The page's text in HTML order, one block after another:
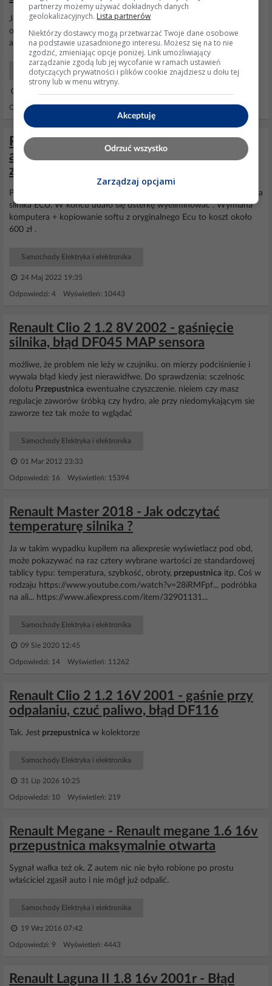
Jest też opcja ,prócz oleju, żeprzepustnica
odpali i robi fałszywe podciśnienie jakby popychacze się zawiesiły,
ale to też bardzo łatwo idzie sprawdzić.
Samochody Początkujący
Odpowiedzi: 92 Wyświetleń: 35238
Renault Master 3 2011 r. 2.3: Szarpanie
auta i błąd DF645 - Przepustnica
zablokowana/zamknięta
Po sprawdzeniu okablowania przyszedł czas na wymianę sterownika
silnika ECU. W końcu udało się usterkę wyeliminować . Wymiana
komputera + kopiowanie softu z oryginalnego Ecu to koszt około
600 zł .
Samochody Elektryka i elektronika
24 Maj 2022 19:35
Odpowiedzi: 4 Wyświetleń: 10443
Renault Clio 2 1.2 8V 2002 - gaśnięcie
silnika, błąd DF045 MAP sensora
możliwe, że problem nie leży w czujniku. on mierzy podciśnienie i
wywala błąd kiedy jest nierawidłwe. Do sprawdzenia: sczelnośc
dolotu Przepustnica ewentualne czyszczenie. nieiem czy masz
regulacje zaworów śróbką czy hydro, ale przy niedomykającym sie
zaworze tez tak może to wglądać
Samochody Elektryka i elektronika
01 Mar 2012 23:33
Odpowiedzi: 16 Wyświetleń: 15394
Renault Master 2018 - Jak odczytać
temperaturę silnika ?
Ja w takim wypadku kupiłem na aliexpresie wyświetlacz pod obd,
może pokazywać na raz cztery wybrane wartości ze standardowej
tablicy typu: temperatura, szybkość, obroty, przepustnica itp. Coś w
rodzaju https://www.youtube.com/watch?v=28iRMFpf... podróbka
na ali... https://www.aliexpress.com/item/32901131...
Samochody Elektryka i elektronika
09 Sie 2020 12:45
Odpowiedzi: 14 Wyświetleń: 11262
Renault Clio 2 1.2 16V 2001 - gaśnie przy
odpalaniu, czuć paliwo, błąd DF116
Tak. Jest przepustnica w kolektorze
Samochody Elektryka i elektronika
31 Lip 2026 10:25
Odpowiedzi: 10 Wyświetleń: 219
Renault Megane - Renault megane 1.6 16v
przepustnica maksymalnie otwarta
Sygnał wałka też ok. Z autem nic nie było robione po prostu
właściciel zgasił auto i nie mógł już odpalić.
Samochody Elektryka i elektronika
19 Wrz 2016 07:42
Odpowiedzi: 9 Wyświetleń: 4443
Renault Laguna II 1.8 16v 2001r - Błąd
partnerzy możemy używać dokładnych danych
geolokalizacyjnych. Lista partnerów
Niektórzy dostawcy mogą przetwarzać Twoje dane osobowe
na podstawie uzasadnionego interesu. Możesz się na to nie
zgodzić, zmieniając opcje poniżej. Link umożliwiający
zarządzanie zgodą lub jej wycofanie w ramach ustawień
dotyczących prywatności i plików cookie znajdziesz u dołu tej
strony lub w menu witryny.
Akceptuję
Odrzuć wszystko
Zarządzaj opcjami